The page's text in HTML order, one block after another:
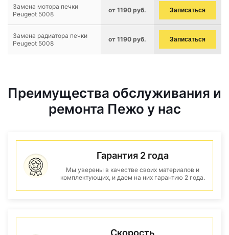
Замена мотора печки
Peugeot 5008
от 1190 руб. Записаться
Замена радиатора печки
Peugeot 5008
от 1190 руб. Записаться
Преимущества обслуживания и
ремонта Пежо у нас
Гарантия 2 года
Мы уверены в качестве своих материалов и
комплектующих, и даем на них гарантию 2 года.
Скорость